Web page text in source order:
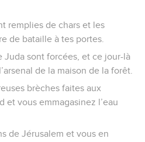
remplies de chars et les
de bataille à tes portes.
Juda sont forcées, et ce jour-là
de la maison de la forêt.
brèches faites aux
et vous emmagasinez l’eau
de Jérusalem et vous en